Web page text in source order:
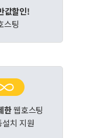
값할인!
스팅
한웹호스팅
치 지원